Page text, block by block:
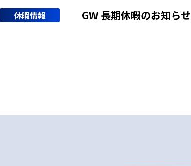
休暇情報 GW 長期休暇のお知らせ